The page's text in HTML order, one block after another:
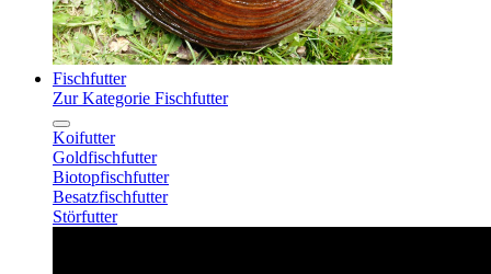
Fischfutter
Zur Kategorie Fischfutter
Koifutter
Goldfischfutter
Biotopfischfutter
Besatzfischfutter
Störfutter